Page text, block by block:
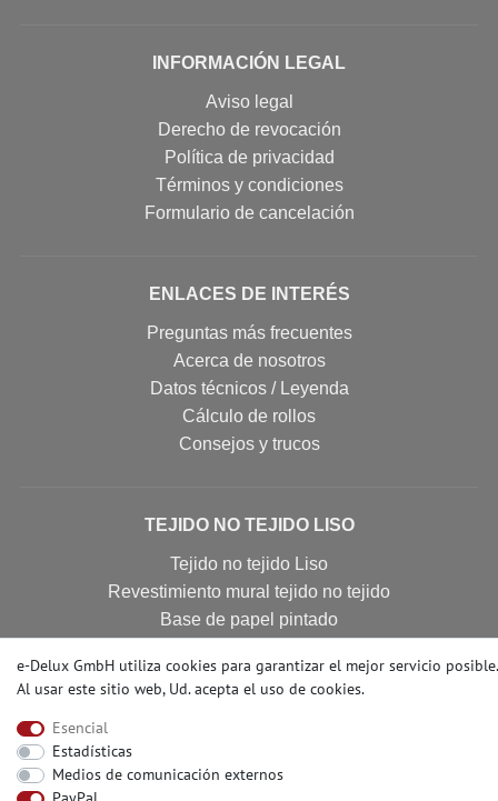
INFORMACIÓN LEGAL
Aviso legal
Derecho de revocación
Política de privacidad
Términos y condiciones
Formulario de cancelación
ENLACES DE INTERÉS
Preguntas más frecuentes
Acerca de nosotros
Datos técnicos / Leyenda
Cálculo de rollos
Consejos y trucos
TEJIDO NO TEJIDO LISO
Tejido no tejido Liso
Revestimiento mural tejido no tejido
Base de papel pintado
Papel pintado tejido no tejido
Papel pintado tnt
CONTATO
e-Delux GmbH utiliza cookies para garantizar el mejor servicio posible.
Al usar este sitio web, Ud. acepta el uso de cookies.
Esencial
Estadísticas
Medios de comunicación externos